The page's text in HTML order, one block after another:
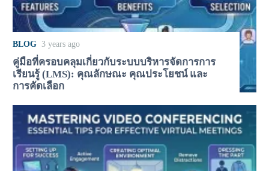
BLOG 3 years ago
คู่มือที่ครอบคลุมเกี่ยวกับระบบบริหารจัดการการ
เรียนรู้ (LMS): คุณลักษณะ คุณประโยชน์ และ
การคัดเลือก